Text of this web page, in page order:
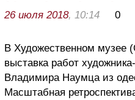
26 июля 2018, 10:14 0
В Художественном музее
выставка работ
Владимира Наумца из
Масштабная